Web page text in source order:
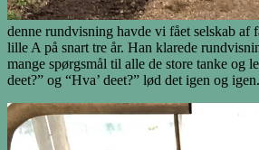
denne rundvisning havde vi fået selskab af
lille A på snart tre år. Han klarede
mange spørgsmål til alle de store tanke og
deet?” og “Hva’ deet?” lød det igen og igen.